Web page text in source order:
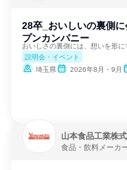
28卒_おいしいの裏側
プンカンパニー
おいしさの裏側には、想いを形に
説明会・イベント
埼玉県
2026年8月・9月
山本食品工業株
食品・飲料メーカ